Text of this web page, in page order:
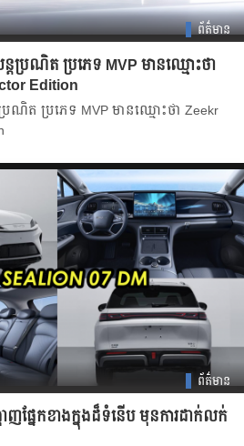
ព័ត៌មាន
តប្រណិត ប្រភេទ ​MVP មានឈ្មោះថា
Edition
រណិត ប្រភេទ ​MVP មានឈ្មោះថា Zeekr
ព័ត៌មាន
ញផ្នែកខាងក្នុងដ៏ទំនើប មុនការដាក់លក់